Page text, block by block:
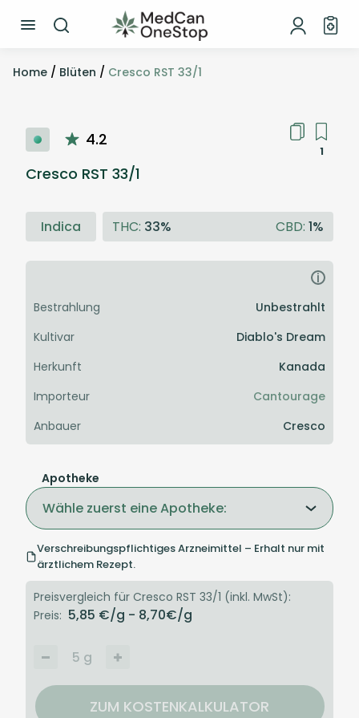
Home / Blüten / Cresco RST 33/1
4.2
1
Cresco RST 33/1
Indica THC: 33% CBD: 1%
i
Bestrahlung
Unbestrahlt
Kultivar
Diablo's Dream
Herkunft
Kanada
Importeur
Cantourage
Anbauer
Cresco
Apotheke
Wähle zuerst eine Apotheke:
Verschreibungspflichtiges Arzneimittel – Erhalt nur mit
ärztlichem Rezept.
Preisvergleich für Cresco RST 33/1 (inkl. MwSt):
Preis: 5,85 €/g - 8,70€/g
5 g
ZUM KOSTENKALKULATOR